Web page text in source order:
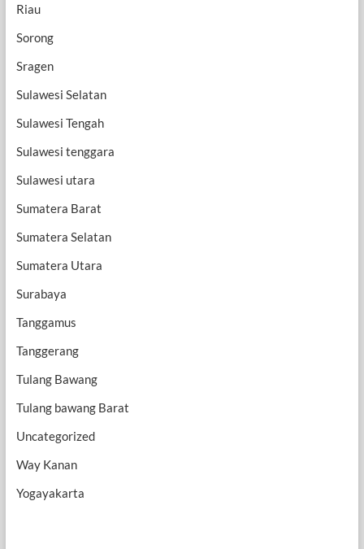
Riau
Sorong
Sragen
Sulawesi Selatan
Sulawesi Tengah
Sulawesi tenggara
Sulawesi utara
Sumatera Barat
Sumatera Selatan
Sumatera Utara
Surabaya
Tanggamus
Tanggerang
Tulang Bawang
Tulang bawang Barat
Uncategorized
Way Kanan
Yogayakarta